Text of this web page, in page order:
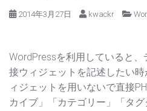
2014年3月27日 kwackr
WordPressを利用していると
接ウィジェットを記述したい
ィジェットを用いないで直接
カイブ」「カテゴリー」「タ